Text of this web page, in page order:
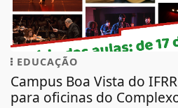
EDUCAÇÃO
Campus Boa Vista do
para oficinas do